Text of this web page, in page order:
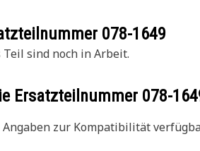
078-1649
sind noch in Arbeit.
Ersatzteilnummer 078-
zur Kompatibilität